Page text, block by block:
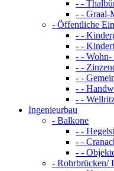
- -
- - Graal-
- Öffentliche
- -
- -
- - Wohn-
- -
- -
- -
- -
Ingenieurbau
- Balkone
- -
- -
- -
- Rohrbrücken/